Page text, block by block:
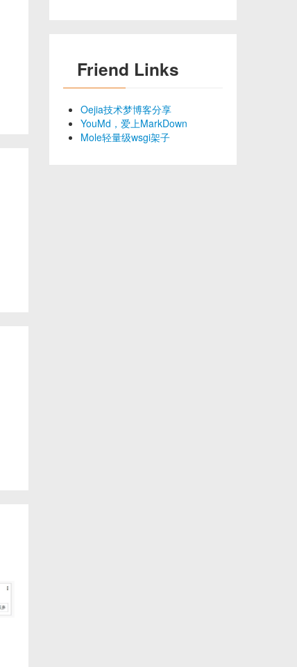
Friend Links
Oejia技术梦博客分享
YouMd，爱上MarkDown
Mole轻量级wsgi架子